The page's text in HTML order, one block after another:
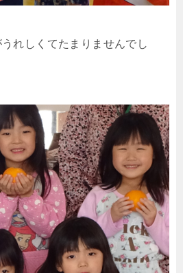
れしくてたまりませんでし